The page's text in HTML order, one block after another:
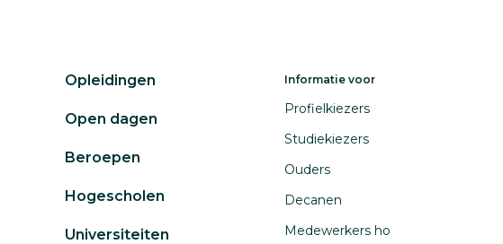
Opleidingen
Open dagen
Beroepen
Hogescholen
Universiteiten
Informatie voor
Profielkiezers
Studiekiezers
Ouders
Decanen
Medewerkers ho